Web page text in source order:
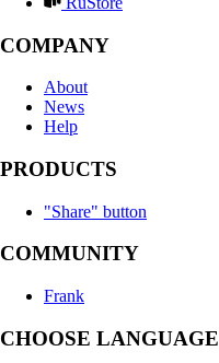
COMPANY
About
News
Help
PRODUCTS
"Share" button
COMMUNITY
Frank
CHOOSE LANGUAGE